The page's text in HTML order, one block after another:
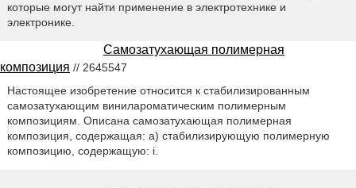
которые могут найти применение в электротехнике и
электронике.
Самозатухающая полимерная
композиция // 2645547
Настоящее изобретение относится к стабилизированным
самозатухающим винилароматическим полимерным
композициям. Описана самозатухающая полимерная
композиция, содержащая: a) стабилизирующую полимерную
композицию, содержащую: i.